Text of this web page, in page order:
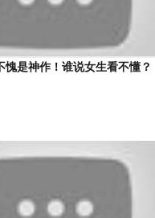
愧是神作！谁说女生看不懂？